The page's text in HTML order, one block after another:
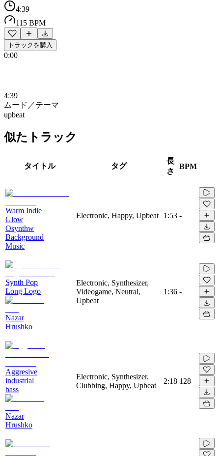
4:39
115 BPM
トラックを購入
0:00
4:39
ムード／テーマ
upbeat
似たトラック
タイトル タグ
長
さ
BPM
Warm Indie
Glow
Osynthw
Background
Music
Electronic, Happy, Upbeat 1:53 -
Synth Pop
Long Logo
Nazar
Hrushko
Electronic, Synthesizer,
Videogame, Neutral,
Upbeat
1:36 -
Aggresive
industrial
bass
Nazar
Hrushko
Electronic, Synthesizer,
Clubbing, Happy, Upbeat
2:18 128